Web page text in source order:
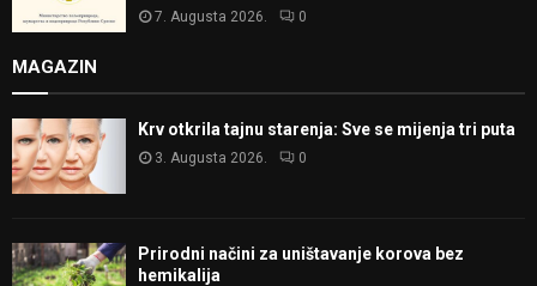
7. Augusta 2026. 0
MAGAZIN
Krv otkrila tajnu starenja: Sve se mijenja tri puta
3. Augusta 2026. 0
Prirodni načini za uništavanje korova bez
hemikalija